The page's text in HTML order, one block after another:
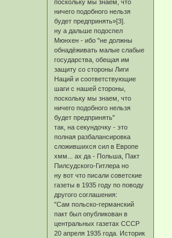
поскольку мы знаем, что
ничего подобного нельзя
будет предпринять»[3].
ну а дальше подоспел
Мюнхен - ибо "не должны
обнадёживать малые слабые
государства, обещая им
защиту со стороны Лиги
Наций и соответствующие
шаги с нашей стороны,
поскольку мы знаем, что
ничего подобного нельзя
будет предпринять"
так, на секундочку - это
полная разбалансировка
сложившихся сил в Европе
хмм... ах да - Польша, Пакт
Пилсудского-Гитлера но
ну вот что писали советские
газеты в 1935 году по поводу
другого соглашения:
"Сам польско-германский
пакт был опубликован в
центральных газетах СССР
20 апреля 1935 года. Историк